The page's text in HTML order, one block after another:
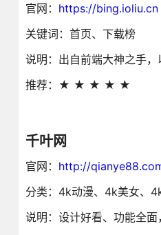
官网： https://bing.ioliu.cn
关键词：首页、下载榜
说明：出自前端大神之手，
推荐：★ ★ ★ ★ ★
千叶网
官网： http://
分类：4k动漫、4k美女、
说明：设计好看、功能全面